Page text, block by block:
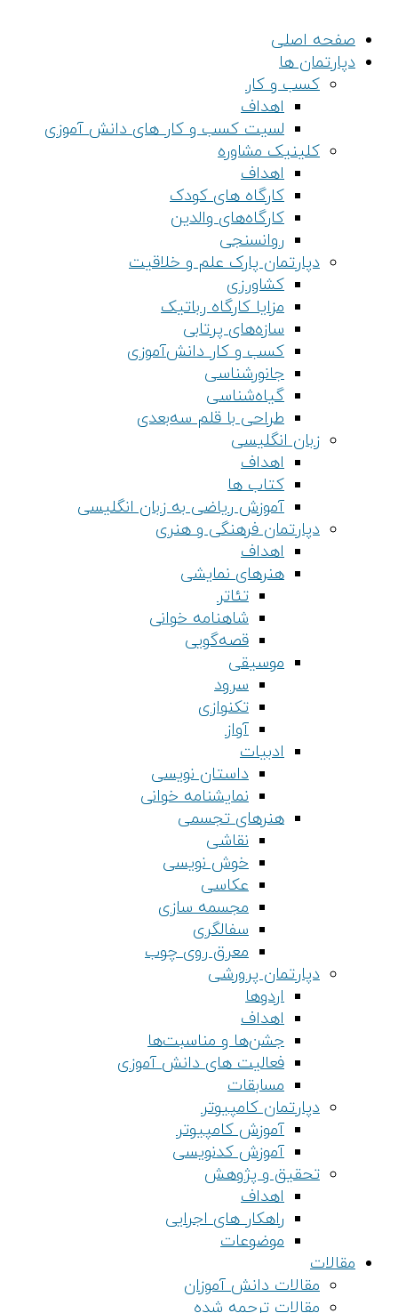
صفحه اصلی
دپارتمان ها
کسب و کار
اهداف
لسیت کسب و کار های دانش آموزی
کلینیک مشاوره
اهداف
کارگاه های کودک
کارگاه‌های والدین
روانسنجی
دپارتمان پارک علم و خلاقیت
کشاورزی
مزایا کارگاه رباتیک
سازه‌های پرتابی
کسب و کار دانش‌آموزی
جانورشناسی
گیاه‌شناسی
طراحی با قلم سه‌بعدی
زبان انگلیسی
اهداف
کتاب ها
آموزش ریاضی به زبان انگلیسی
دپارتمان فرهنگی و هنری
اهداف
هنرهای نمایشی
تئاتر
شاهنامه خوانی
قصه‌گویی
موسیقی
سرود
تکنوازی
آواز
ادبیات
داستان نویسی
نمایشنامه خوانی
هنرهای تجسمی
نقاشی
خوش نویسی
عکاسی
مجسمه سازی
سفالگری
معرق روی چوب
دپارتمان پرورشی
اردوها
اهداف
جشن‌ها و مناسبت‌ها
فعالیت های دانش آموزی
مسابقات
دپارتمان کامپیوتر
آموزش کامپیوتر
آموزش کدنویسی
تحقیق و پژوهش
اهداف
راهکار های اجرایی
موضوعات
مقالات
مقالات دانش آموزان
مقالات ترجمه شده